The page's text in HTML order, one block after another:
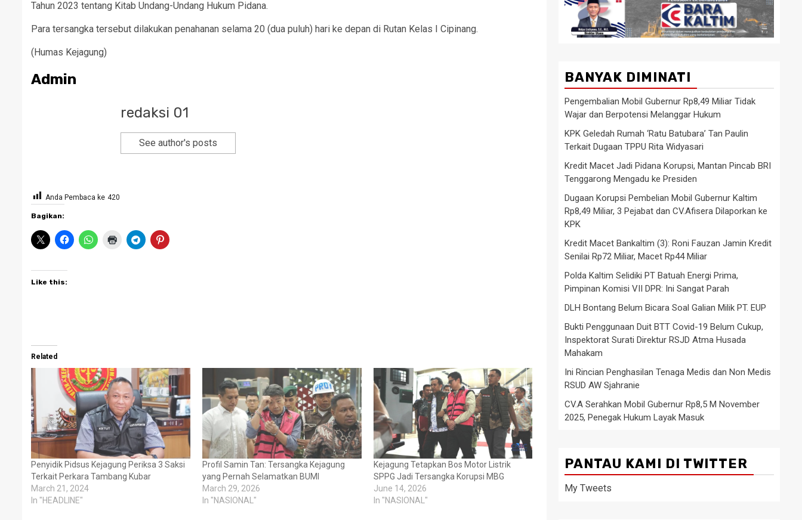
Tahun 2023 tentang Kitab Undang-Undang Hukum Pidana.
Para tersangka tersebut dilakukan penahanan selama 20 (dua puluh) hari ke depan di Rutan Kelas I Cipinang.
(Humas Kejagung)
Admin
redaksi 01
See author's posts
Anda Pembaca ke 420
Bagikan:
Like this:
Related
Penyidik Pidsus Kejagung Periksa 3 Saksi
Terkait Perkara Tambang Kubar
March 21, 2024
In "HEADLINE"
Profil Samin Tan: Tersangka Kejagung
yang Pernah Selamatkan BUMI
March 29, 2026
In "NASIONAL"
Kejagung Tetapkan Bos Motor Listrik
SPPG Jadi Tersangka Korupsi MBG
June 14, 2026
In "NASIONAL"
BANYAK DIMINATI
Pengembalian Mobil Gubernur Rp8,49 Miliar Tidak
Wajar dan Berpotensi Melanggar Hukum
KPK Geledah Rumah ‘Ratu Batubara’ Tan Paulin
Terkait Dugaan TPPU Rita Widyasari
Kredit Macet Jadi Pidana Korupsi, Mantan Pincab BRI
Tenggarong Mengadu ke Presiden
Dugaan Korupsi Pembelian Mobil Gubernur Kaltim
Rp8,49 Miliar, 3 Pejabat dan CV.Afisera Dilaporkan ke
KPK
Kredit Macet Bankaltim (3): Roni Fauzan Jamin Kredit
Senilai Rp72 Miliar, Macet Rp44 Miliar
Polda Kaltim Selidiki PT Batuah Energi Prima,
Pimpinan Komisi VII DPR: Ini Sangat Parah
DLH Bontang Belum Bicara Soal Galian Milik PT. EUP
Bukti Penggunaan Duit BTT Covid-19 Belum Cukup,
Inspektorat Surati Direktur RSJD Atma Husada
Mahakam
Ini Rincian Penghasilan Tenaga Medis dan Non Medis
RSUD AW Sjahranie
CV.A Serahkan Mobil Gubernur Rp8,5 M November
2025, Penegak Hukum Layak Masuk
PANTAU KAMI DI TWITTER
My Tweets